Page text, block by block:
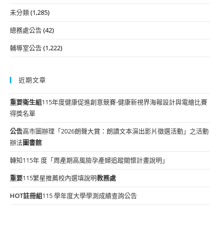
未分類(1,285)
總務處公告(42)
輔導室公告(1,222)
近期文章
重要衛生組115年度健康促進創意競賽-健康新視界海報設計與電繪比賽
得獎名單
公告高市圖辦理「2026朗聲大賞：朗讀文本演出影片徵選活動」之活動
辦法圖書館
轉知115年 度「周產期高風險孕產婦追蹤關懷計畫說明」
重要115繁星推薦校內選填說明教務處
HOT註冊組115 學年度大學學測成績查詢公告